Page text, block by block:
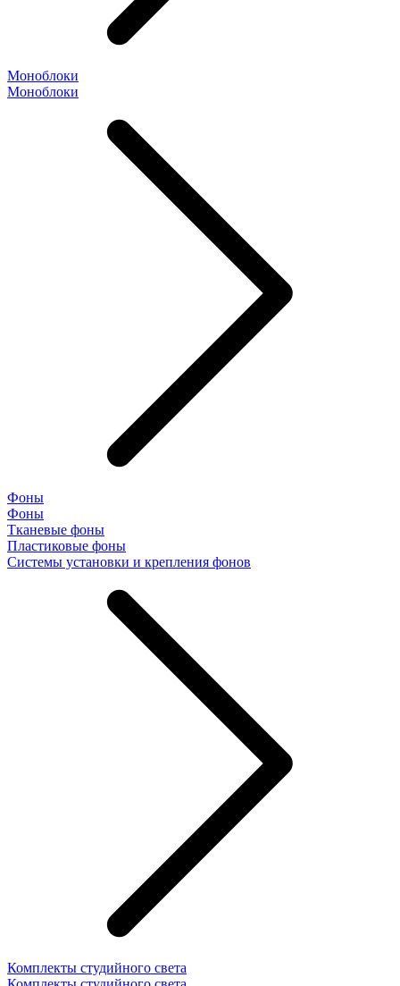
Моноблоки
Моноблоки
Фоны
Фоны
Тканевые фоны
Пластиковые фоны
Системы установки и крепления фонов
Комплекты студийного света